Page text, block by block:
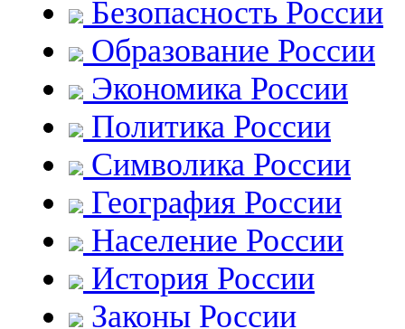
Безопасность России
Образование России
Экономика России
Политика России
Символика России
География России
Население России
История России
Законы России